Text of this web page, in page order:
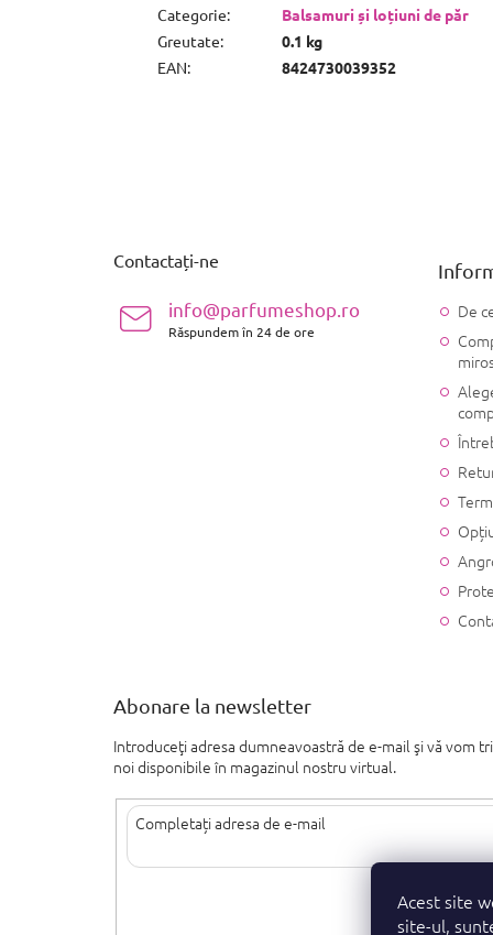
Acest site
site-ul,
Categorie:
Balsamuri și loțiuni de păr
Greutate:
0.1 kg
EAN: 8424730039352
Contactați-ne
info@parfumeshop.ro
Răspundem în 24 de ore
De
Abonare la newsletter
Introduceţi adresa dumneavoastră de e-mail şi vă vom
noi disponibile în magazinul nostru virtual.
Introducând adresa de e-mail, sunteți de acord cu termenii